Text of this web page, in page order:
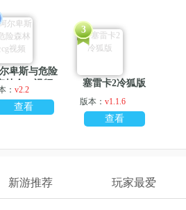
卑斯与危险
林全cg视频
： v2.2
查看
塞雷卡2冷狐版
版本：v1.1.6
查看
3
新游推荐 玩家最爱